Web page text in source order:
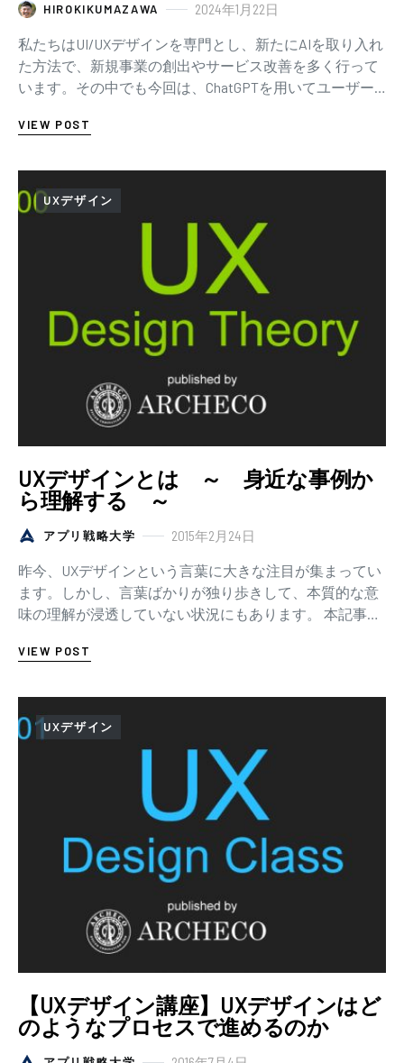
HIROKIKUMAZAWA 2024年1月22日
私たちはUI/UXデザインを専門とし、新たにAIを取り入れ
た方法で、新規事業の創出やサービス改善を多く行って
います。その中でも今回は、ChatGPTを用いてユーザー
VIEW POST
UXデザイン
UXデザインとは ～ 身近な事例か
ら理解する ～
アプリ戦略大学 2015年2月24日
昨今、UXデザインという言葉に大きな注目が集まってい
ます。しかし、言葉ばかりが独り歩きして、本質的な意
味の理解が浸透していない状況にもあります。 本記事で
VIEW POST
UXデザイン
【UXデザイン講座】UXデザインはど
のようなプロセスで進めるのか